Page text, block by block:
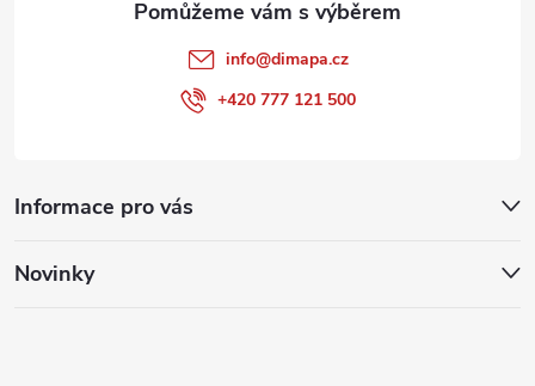
Informace pro vás
Novinky
info@dimapa.cz
+420 777 121 500